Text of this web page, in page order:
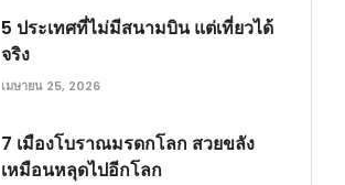
5 ประเทศที่ไม่มีสนามบิน แต่เที่ยวได้
จริง
เมษายน 25, 2026
7 เมืองโบราณมรดกโลก สวยขลัง
เหมือนหลุดไปอีกโลก